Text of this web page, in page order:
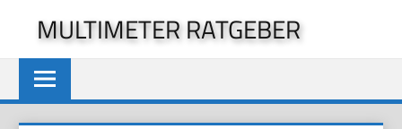
springen
MULTIMETER RATGEBER